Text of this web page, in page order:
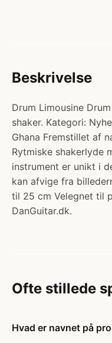
Beskrivelse
Drum Limousine
shaker. Kategori:
Ghana Fremstillet af
Rytmiske shakerlyde
instrument er unikt i
kan afvige fra
til 25 cm Velegnet til
DanGuitar.dk.
Ofte stillede
Hvad er navnet på